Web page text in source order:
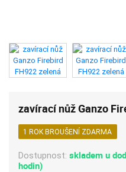
zavírací nůž Ganzo
1 ROK BROUŠENÍ ZDARMA
Dostupnost:skladem u
hodin)